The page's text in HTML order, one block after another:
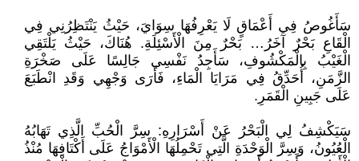
سَأَغُوصُ فِي أَعْمَاقٍ لَا يَعْرِفُهَا سِوَايَ، حَيْثُ يَنْتَظِرُنِي فِي
الْقَاعِ بَحْرٌ آخَرُ… بَحْرٌ مِنَ الْأَسْئِلَةِ. هُنَاكَ، حَيْثُ يَلْتَقِي
الْغَيْبُ بِالْمَكْشُوفِ، سَأَجِدُ نَفْسِي جَالِسًا عَلَى صَخْرَةِ
الزَّمَنِ، أُحَدِّقُ فِي مَرَايَا الْمَاءِ، فَأَرَى وَجْهِي وَقَدِ انْطَبَعَ
عَلَى جَبِينِ الْقَمَرِ.
سَيَكْشِفُ لِي الْبَحْرُ عَنْ أَسْرَارِهِ: سِرَّ الْحُبِّ الَّذِي تَهَابُهُ
الْعُيُونُ، وَسِرَّ الْوَحْدَةِ الَّتِي تَحْمِلُهَا الْأَمْوَاجُ عَلَى أَكْتَافِهَا مُنْذُ